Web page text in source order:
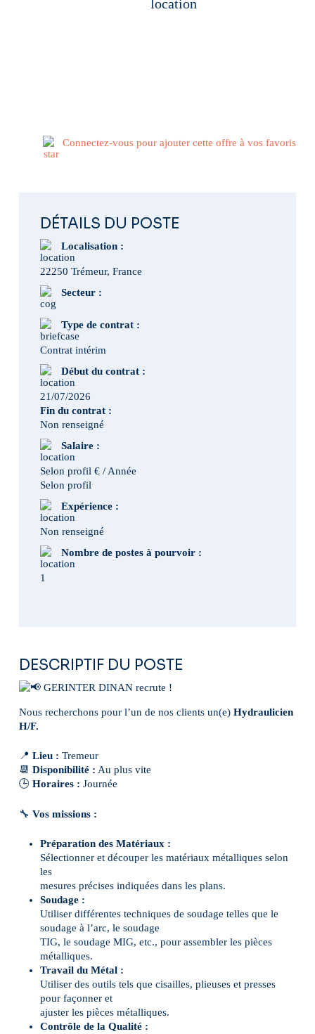
Connectez-vous pour ajouter cette offre à vos favoris
DÉTAILS DU POSTE
Localisation :
22250 Trémeur, France
Secteur :
Type de contrat :
Contrat intérim
Début du contrat :
21/07/2026
Fin du contrat :
Non renseigné
Salaire :
Selon profil € / Année
Selon profil
Expérience :
Non renseigné
Nombre de postes à pourvoir :
1
DESCRIPTIF DU POSTE
GERINTER DINAN recrute !
Nous recherchons pour l’un de nos clients un(e) Hydraulicien
H/F.
📍 Lieu : Tremeur
📆 Disponibilité : Au plus vite
🕒 Horaires : Journée
🔧 Vos missions :
Préparation des Matériaux :
Sélectionner et découper les matériaux métalliques selon
les
mesures précises indiquées dans les plans.
Soudage :
Utiliser différentes techniques de soudage telles que le
soudage à l’arc, le soudage
TIG, le soudage MIG, etc., pour assembler les pièces
métalliques.
Travail du Métal :
Utiliser des outils tels que cisailles, plieuses et presses
pour façonner et
ajuster les pièces métalliques.
Contrôle de la Qualité :